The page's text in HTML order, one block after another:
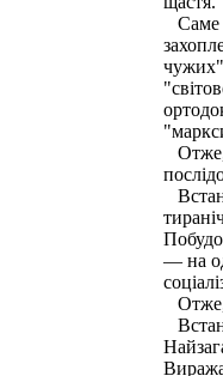
Саме
чужих"
Отже,
— на
Отже,